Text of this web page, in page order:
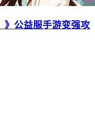
》公益服手游变强攻